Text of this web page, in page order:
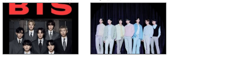
を動員
4月19日 19時36分